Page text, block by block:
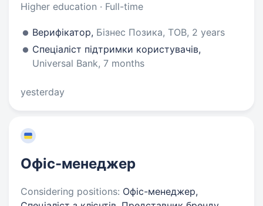
Higher education · Full-time
Верифікатор, Бізнес Позика, ТОВ, 2 years
Спеціаліст підтримки користувачів,
Universal Bank, 7 months
yesterday
Офіс-менеджер
Considering positions: Офіс-менеджер,